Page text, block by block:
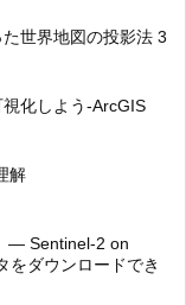
世界地図の投影法 3
化しよう-ArcGIS
解
― Sentinel-2 on
をダウンロードでき